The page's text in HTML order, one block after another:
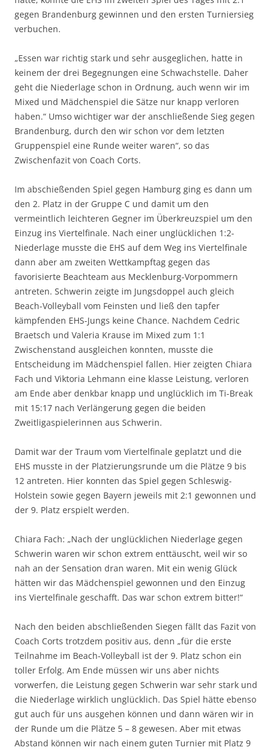
gegen Brandenburg gewinnen und den ersten Turniersieg
verbuchen.
„Essen war richtig stark und sehr ausgeglichen, hatte in
keinem der drei Begegnungen eine Schwachstelle. Daher
geht die Niederlage schon in Ordnung, auch wenn wir im
Mixed und Mädchenspiel die Sätze nur knapp verloren
haben.“ Umso wichtiger war der anschließende Sieg gegen
Brandenburg, durch den wir schon vor dem letzten
Gruppenspiel eine Runde weiter waren“, so das
Zwischenfazit von Coach Corts.
Im abschießenden Spiel gegen Hamburg ging es dann um
den 2. Platz in der Gruppe C und damit um den
vermeintlich leichteren Gegner im Überkreuzspiel um den
Einzug ins Viertelfinale. Nach einer unglücklichen 1:2-
Niederlage musste die EHS auf dem Weg ins Viertelfinale
dann aber am zweiten Wettkampftag gegen das
favorisierte Beachteam aus Mecklenburg-Vorpommern
antreten. Schwerin zeigte im Jungsdoppel auch gleich
Beach-Volleyball vom Feinsten und ließ den tapfer
kämpfenden EHS-Jungs keine Chance. Nachdem Cedric
Braetsch und Valeria Krause im Mixed zum 1:1
Zwischenstand ausgleichen konnten, musste die
Entscheidung im Mädchenspiel fallen. Hier zeigten Chiara
Fach und Viktoria Lehmann eine klasse Leistung, verloren
am Ende aber denkbar knapp und unglücklich im Ti-Break
mit 15:17 nach Verlängerung gegen die beiden
Zweitligaspielerinnen aus Schwerin.
Damit war der Traum vom Viertelfinale geplatzt und die
EHS musste in der Platzierungsrunde um die Plätze 9 bis
12 antreten. Hier konnten das Spiel gegen Schleswig-
Holstein sowie gegen Bayern jeweils mit 2:1 gewonnen und
der 9. Platz erspielt werden.
Chiara Fach: „Nach der unglücklichen Niederlage gegen
Schwerin waren wir schon extrem enttäuscht, weil wir so
nah an der Sensation dran waren. Mit ein wenig Glück
hätten wir das Mädchenspiel gewonnen und den Einzug
ins Viertelfinale geschafft. Das war schon extrem bitter!“
Nach den beiden abschließenden Siegen fällt das Fazit von
Coach Corts trotzdem positiv aus, denn „für die erste
Teilnahme im Beach-Volleyball ist der 9. Platz schon ein
toller Erfolg. Am Ende müssen wir uns aber nichts
vorwerfen, die Leistung gegen Schwerin war sehr stark und
die Niederlage wirklich unglücklich. Das Spiel hätte ebenso
gut auch für uns ausgehen können und dann wären wir in
der Runde um die Plätze 5 – 8 gewesen. Aber mit etwas
Abstand können wir nach einem guten Turnier mit Platz 9